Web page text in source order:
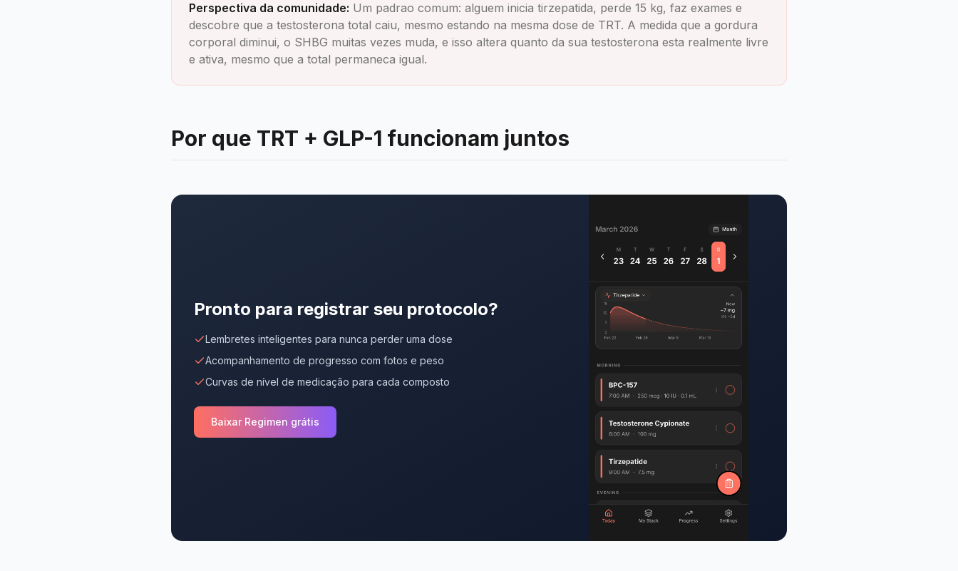
Perspectiva da comunidade: Um padrao comum: alguem inicia tirzepatida, perde 15 kg, faz exames e
descobre que a testosterona total caiu, mesmo estando na mesma dose de TRT. A medida que a gordura
corporal diminui, o SHBG muitas vezes muda, e isso altera quanto da sua testosterona esta realmente livre
e ativa, mesmo que a total permaneca igual.
Por que TRT + GLP-1 funcionam juntos
Pronto para registrar seu protocolo?
Lembretes inteligentes para nunca perder uma dose
Acompanhamento de progresso com fotos e peso
Curvas de nível de medicação para cada composto
Baixar Regimen grátis